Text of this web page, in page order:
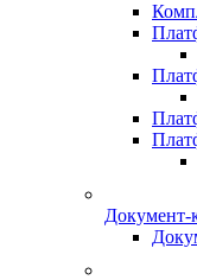
Документ-